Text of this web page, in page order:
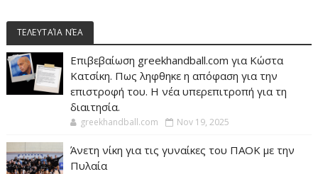
ΤΕΛΕΥΤΑΊΑ ΝΈΑ
Επιβεβαίωση greekhandball.com για Κώστα
Κατσίκη. Πως ληφθηκε η απόφαση για την
επιστροφή του. Η νέα υπερεπιτροπή για τη
διαιτησία.
greekhandball.com Nov 19, 2025
Άνετη νίκη για τις γυναίκες του ΠΑΟΚ με την
Πυλαία